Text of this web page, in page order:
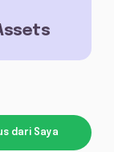
dari Saya